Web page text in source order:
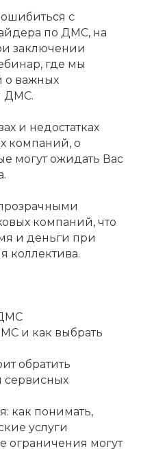
ошибиться с
по ДМС, на
заключении
где мы
о важных
ДМС.
и недостатках
компаний, о
могут ожидать Вас
компаний, что
и деньги при
коллектива.
и как выбрать
обратить
сервисных
как понимать,
услуги
ограничения могут